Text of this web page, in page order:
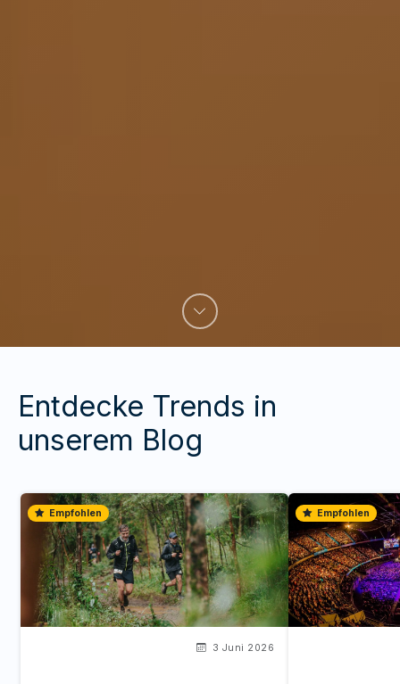
Entdecke Trends in
unserem Blog
Empfohlen
3 Juni 2026
Empfohlen